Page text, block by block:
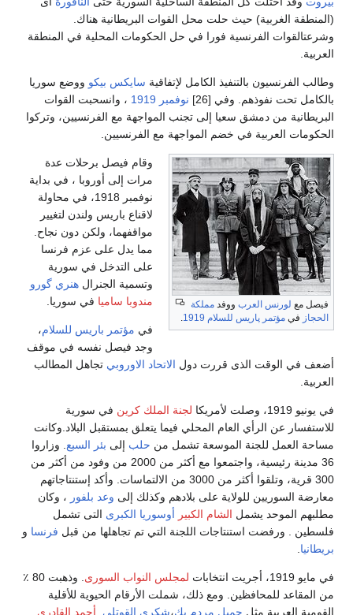
(المنطقة الغربية) حيث حلت محل القوات البريطانية هناك.
وشرعتالقوات الفرنسية فورا في حل الحكومات المحلية في المنطقة
العربية.
وطالب الفرنسيون بالتنفيذ الكامل لإتفاقية سايكس بيكو ووضع سوريا
بالكامل تحت نفوذهم. وفي [26]
نوفمبر 1919 ، وانسحبت القوات
البريطانية من دمشق سعيا إلى تجنب المواجهة مع الفرنسيين، وتركوا
الحكومات العربية في خضم المواجهة مع الفرنسيين.
فيصل مع لورنس العرب ووفد مملكة
الحجاز في مؤتمر پاريس للسلام 1919
وقام فيصل برحلات عدة
مرات إلى أوروبا ، في بداية
نوفمبر 1918، في محاولة
لاقناع باريس ولندن لتغيير
مواقفهما، ولكن دون نجاح.
مما يدل على عزم فرنسا
على التدخل في سورية
وتسمية الجنرال هنري گورو
مندوبا ساميا في سوريا.
في مؤتمر باريس للسلام،
وجد فيصل نفسه في موقف
أضعف في الوقت الذى قررت دول الاتحاد الاوروبي تجاهل المطالب
العربية.
في يونيو 1919، وصلت لأمريكا لجنة الملك كرين في سورية
للاستفسار عن الرأي العام المحلي فيما يتعلق بمستقبل البلاد.وكانت
مساحة العمل للجنة الموسعة تشمل من حلب إلى بئر السبع . وزاروا
36 مدينة رئيسية، واجتمعوا مع أكثر من 2000 من وفود من أكثر من
300 قرية، وتلقوا أكثر من 3000 من الالتماسات. وأكد إستنتاجاتهم
معارضة السوريين للولاية على بلادهم وكذلك إلى وعد بلفور ، وكان
مطلبهم الموحد يشمل الشام الكبير أوسوريا الكبرى التى تشمل
فلسطين . ورفضت استنتاجات اللجنة التي تم تجاهلها من قبل فرنسا و
بريطانيا
في مايو 1919، أجريت انتخابات لمجلس النواب السورى
. وذهبت 80 ٪
من المقاعد للمحافظين. ومع ذلك، شملت الأرقام الحيوية للأقلية
القومية العربية مثل جميل مردم بك،شكري القوتلي أحمد القادري